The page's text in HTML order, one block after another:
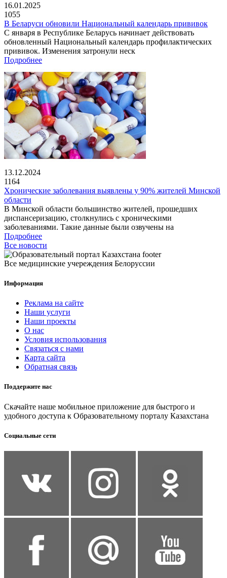
16.01.2025
1055
В Беларуси обновили Национальный календарь прививок
С января в Республике Беларусь начинает действовать
обновленный Национальный календарь профилактических
прививок. Изменения затронули неск
Подробнее
13.12.2024
1164
Хронические заболевания выявлены у 90% жителей Минской
области
В Минской области большинство жителей, прошедших
диспансеризацию, столкнулись с хроническими
заболеваниями. Такие данные были озвучены на
Подробнее
Все новости
Все медицинские учереждения Белоруссии
Информация
Реклама на сайте
Наши услуги
Наши проекты
О нас
Условия использования
Связаться с нами
Карта сайта
Обратная связь
Поддержите нас
Скачайте наше мобильное приложение для быстрого и
удобного доступа к Образовательному порталу Казахстана
Социальные сети